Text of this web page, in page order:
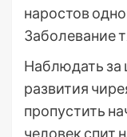
наростов
Заболевание
Наблюдать за
развития
пропустить
человек спит